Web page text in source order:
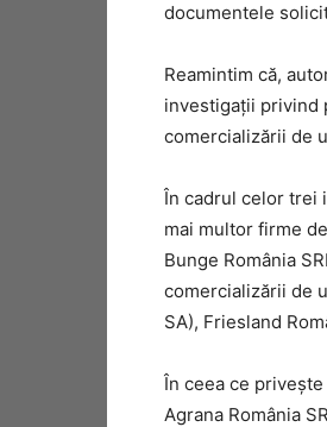
documentele
Reamintim că,
investigații privind
comercializării de
În cadrul celor trei
mai multor firme
Bunge România
comercializării de
SA), Friesland
În ceea ce
Agrana România